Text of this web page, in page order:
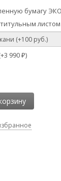
бумагу ЭКО
3 990 ₽)